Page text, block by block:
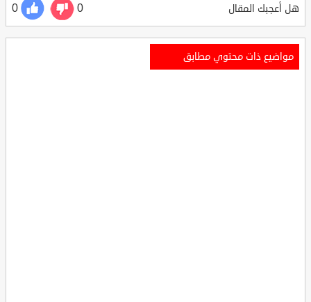
هل أعجبك المقال 0
0
مواضيع ذات محتوي مطابق